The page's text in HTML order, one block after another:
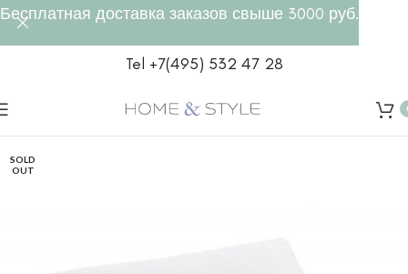
Tel +7(495) 532 47 28
SOLD
OUT
Бесплатная доставка заказов свыше 3000 руб.